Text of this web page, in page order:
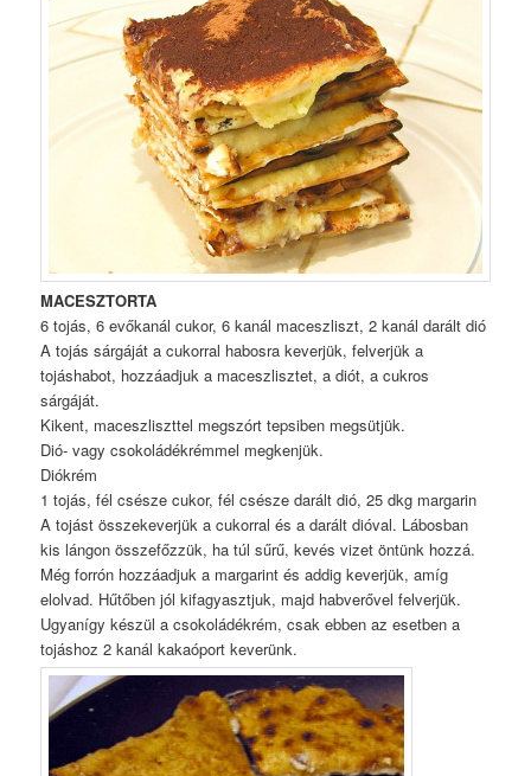
MACESZTORTA
6 tojás, 6 evőkanál cukor, 6 kanál maceszliszt, 2 kanál darált dió
A tojás sárgáját a cukorral habosra keverjük, felverjük a
tojáshabot, hozzáadjuk a maceszlisztet, a diót, a cukros
sárgáját.
Kikent, maceszliszttel megszórt tepsiben megsütjük.
Dió- vagy csokoládékrémmel megkenjük.
Diókrém
1 tojás, fél csésze cukor, fél csésze darált dió, 25 dkg margarin
A tojást összekeverjük a cukorral és a darált dióval. Lábosban
kis lángon összefőzzük, ha túl sűrű, kevés vizet öntünk hozzá.
Még forrón hozzáadjuk a margarint és addig keverjük, amíg
elolvad. Hűtőben jól kifagyasztjuk, majd habverővel felverjük.
Ugyanígy készül a csokoládékrém, csak ebben az esetben a
tojáshoz 2 kanál kakaóport keverünk.